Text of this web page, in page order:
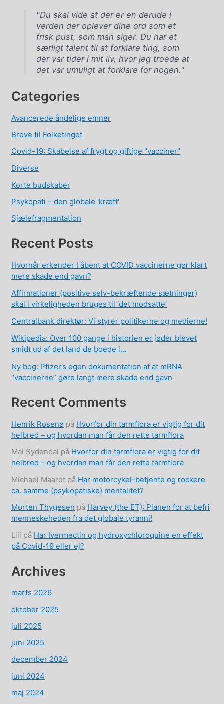
"Du skal vide at der er en derude i
verden der oplever dine ord som et
frisk pust, som man siger. Du har et
særligt talent til at forklare ting, som
der var tider i mit liv, hvor jeg troede at
det var umuligt at forklare for nogen."
Categories
Avancerede åndelige emner
Breve til Folketinget
Covid-19: Skabelse af frygt og giftige "vacciner"
Diverse
Korte budskaber
Psykopati – den globale 'kræft'
Sjælefragmentation
Recent Posts
Hvornår erkender I åbent at COVID vaccinerne gør klart
mere skade end gavn?
Affirmationer (positive selv-bekræftende sætninger)
skal i virkeligheden bruges til ‘det modsatte’
Centralbank direktør: Vi styrer politikerne og medierne!
Wikipedia: Over 100 gange i historien er jøder blevet
smidt ud af det land de boede i…
Ny bog: Pfizer’s egen dokumentation af at mRNA
“vaccinerne” gøre langt mere skade end gavn
Recent Comments
Henrik Rosenø på Hvorfor din tarmflora er vigtig for dit
helbred – og hvordan man får den rette tarmflora
Mai Sydendal på Hvorfor din tarmflora er vigtig for dit
helbred – og hvordan man får den rette tarmflora
Michael Maardt på Har motorcykel-betjente og rockere
ca. samme (psykopatiske) mentalitet?
Morten Thygesen på Harvey (the ET): Planen for at befri
menneskeheden fra det globale tyranni!
Lili på Har Ivermectin og hydroxychloroquine en effekt
på Covid-19 eller ej?
Archives
marts 2026
oktober 2025
juli 2025
juni 2025
december 2024
juni 2024
maj 2024